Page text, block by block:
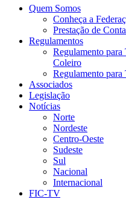
Site da Federação
Quem Somos
Conheça a
Prestação de
Regulamentos
Regulamento para
Coleiro
Regulamento para
Associados
Legislação
Notícias
Norte
Nordeste
Centro-Oeste
Sudeste
Sul
Nacional
Internacional
FIC-TV